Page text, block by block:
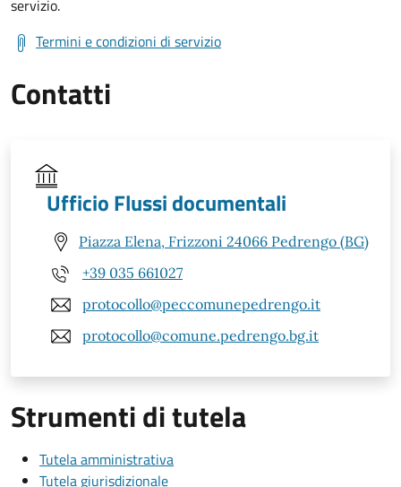
servizio.
Termini e condizioni di servizio
Contatti
Ufficio Flussi documentali
Piazza Elena, Frizzoni 24066 Pedrengo (BG)
+39 035 661027
protocollo@peccomunepedrengo.it
protocollo@comune.pedrengo.bg.it
Strumenti di tutela
Tutela amministrativa
Tutela giurisdizionale